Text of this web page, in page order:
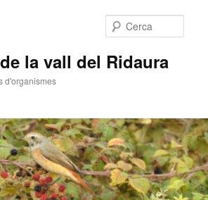
la vall del Ridaura
d'organismes